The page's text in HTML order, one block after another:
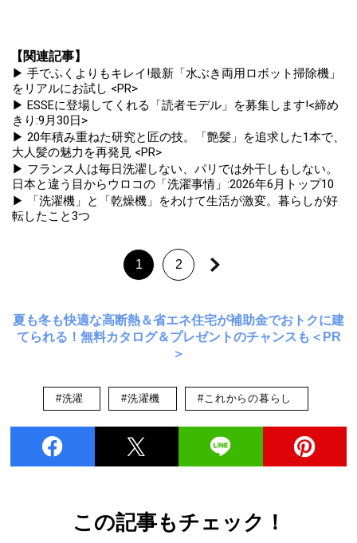
【関連記事】
▶ 手でふくよりもキレイ!最新「水ぶき両用ロボット掃除機」
をリアルにお試し <PR>
▶ ESSEに登場してくれる「読者モデル」を募集します!<締め
きり:9月30日>
▶ 20年積み重ねた研究と匠の技。「艶髪」を追求した1本で、
大人髪の魅力を再発見 <PR>
▶ フランス人は毎日洗濯しない、パリでは外干しもしない。
日本と違う目からウロコの「洗濯事情」:2026年6月トップ10
▶ 「洗濯機」と「乾燥機」をわけて生活が激変。暮らしが好
転したこと3つ
1 2
夏も冬も快適な高断熱＆省エネ住宅が補助金でおトクに建
てられる！無料カタログ＆プレゼントのチャンスも＜PR
＞
#洗濯 #洗濯機 #これからの暮らし
この記事もチェック！